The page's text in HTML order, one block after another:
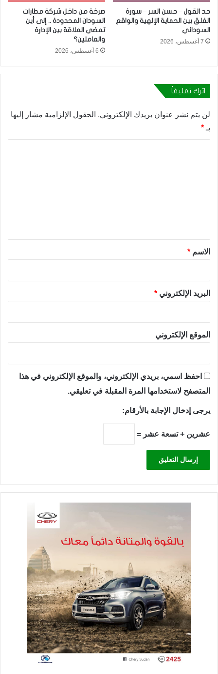
حد القول – حسن السر – سورة
الفلق بين الحماية الإلهية والواقع
السوداني
7 أغسطس، 2026
صرخة من داخل شركة مطارات
السودان المحدودة .. إلى أين
تمضي العلاقة بين الإدارة
والعاملين؟
6 أغسطس، 2026
اترك تعليقاً
لن يتم نشر عنوان بريدك الإلكتروني. الحقول الإلزامية مشار إليها
بـ *
*الاسم *
البريد الإلكتروني *
الموقع الإلكتروني
احفظ اسمي، بريدي الإلكتروني، والموقع الإلكتروني في هذا
المتصفح لاستخدامها المرة المقبلة في تعليقي.
يرجى إدخال الإجابة بالأرقام:
عشرين + تسعة عشر =